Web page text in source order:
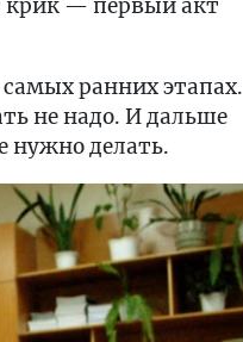
крик — первый акт
ранних этапах.
не надо. И дальше
нужно делать.